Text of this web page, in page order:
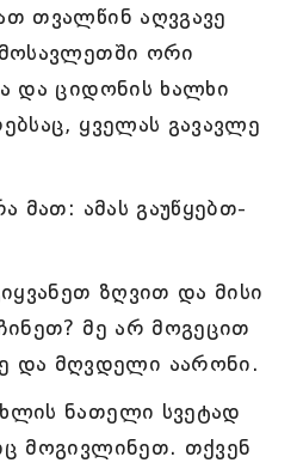
თვალწინ აღვგავე
ორი
და ციდონის ხალხი
ყველას გავავლე
მათ: ამას გაუწყებთ-
ზღვით და მისი
მე არ მოგეცით
და მღვდელი აარონი.
ნათელი სვეტად
მოგივლინეთ. თქვენ